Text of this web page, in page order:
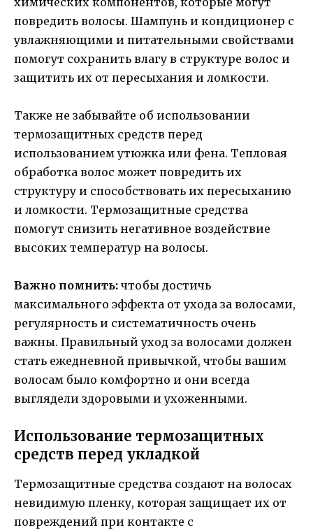
повредить волосы. Шампунь и кондиционер с
увлажняющими и питательными свойствами
помогут сохранить влагу в структуре волос и
защитить их от пересыхания и ломкости.
Также не забывайте об использовании
термозащитных средств перед
использованием утюжка или фена. Тепловая
обработка волос может повредить их
структуру и способствовать их пересыханию
и ломкости. Термозащитные средства
помогут снизить негативное воздействие
высоких температур на волосы.
Важно помнить: чтобы достичь
максимального эффекта от ухода за волосами,
регулярность и систематичность очень
важны. Правильный уход за волосами должен
стать ежедневной привычкой, чтобы вашим
волосам было комфортно и они всегда
выглядели здоровыми и ухоженными.
Использование термозащитных
средств перед укладкой
Термозащитные средства создают на волосах
невидимую пленку, которая защищает их от
повреждений при контакте с